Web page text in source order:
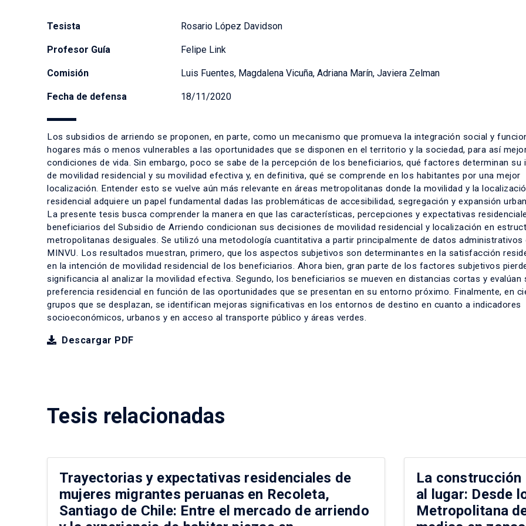
Tesista Rosario López Davidson
Profesor Guía Felipe Link
Comisión Luis Fuentes, Magdalena Vicuña, Adriana Marín, Javiera Zelman
Fecha de defensa 18/11/2020
Los subsidios de arriendo se proponen, en parte, como un mecanismo que promueva la integración social y
hogares más o menos vulnerables a las oportunidades que se disponen en el territorio y la sociedad, para así
condiciones de vida. Sin embargo, poco se sabe de la percepción de los beneficiarios, qué factores determinan su
de movilidad residencial y su movilidad efectiva y, en definitiva, qué se comprende en los habitantes por una mejor
localización. Entender esto se vuelve aún más relevante en áreas metropolitanas donde la movilidad y la
residencial adquiere un papel fundamental dadas las problemáticas de accesibilidad, segregación y expansión
La presente tesis busca comprender la manera en que las características, percepciones y expectativas
beneficiarios del Subsidio de Arriendo condicionan sus decisiones de movilidad residencial y localización en
metropolitanas desiguales. Se utilizó una metodología cuantitativa a partir principalmente de datos administrativos
MINVU. Los resultados muestran, primero, que los aspectos subjetivos son determinantes en la satisfacción
en la intención de movilidad residencial de los beneficiarios. Ahora bien, gran parte de los factores subjetivos
significancia al analizar la movilidad efectiva. Segundo, los beneficiarios se mueven en distancias cortas y evalúan
preferencia residencial en función de las oportunidades que se presentan en su entorno próximo. Finalmente, en
grupos que se desplazan, se identifican mejoras significativas en los entornos de destino en cuanto a indicadores
socioeconómicos, urbanos y en acceso al transporte público y áreas verdes.
Descargar PDF
Tesis relacionadas
Trayectorias y expectativas residenciales de
mujeres migrantes peruanas en Recoleta,
Santiago de Chile: Entre el mercado de arriendo
La construcción
al lugar: Desde
Metropolitana